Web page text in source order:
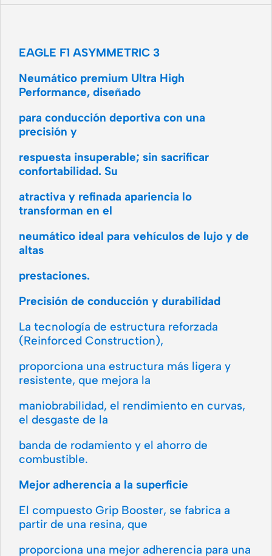
EAGLE F1 ASYMMETRIC 3
Neumático premium Ultra High
Performance, diseñado
para conducción deportiva con una
precisión y
respuesta insuperable; sin sacrificar
confortabilidad. Su
atractiva y refinada apariencia lo
transforman en el
neumático ideal para vehículos de lujo y de
altas
prestaciones.
Precisión de conducción y durabilidad
La tecnología de estructura reforzada
(Reinforced Construction),
proporciona una estructura más ligera y
resistente, que mejora la
maniobrabilidad, el rendimiento en curvas,
el desgaste de la
banda de rodamiento y el ahorro de
combustible.
Mejor adherencia a la superficie
El compuesto Grip Booster, se fabrica a
partir de una resina, que
proporciona una mejor adherencia para una